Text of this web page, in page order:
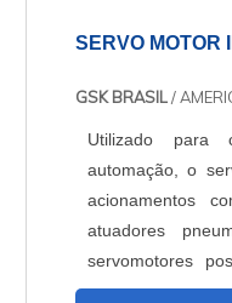
SERVO MOTOR
GSK BRASIL/
Utilizado para
automação, o
acionamentos
atuadores
servomotores
composição e